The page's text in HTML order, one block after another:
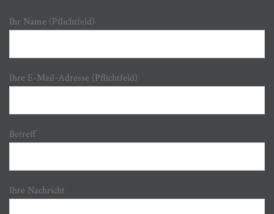
Ihr Name (Pflichtfeld)
Ihre E-Mail-Adresse (Pflichtfeld)
Betreff
Ihre Nachricht